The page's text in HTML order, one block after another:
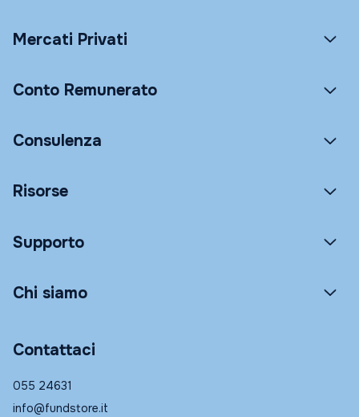
Mercati Privati
Conto Remunerato
Consulenza
Risorse
Supporto
Chi siamo
Contattaci
055 24631
info@fundstore.it